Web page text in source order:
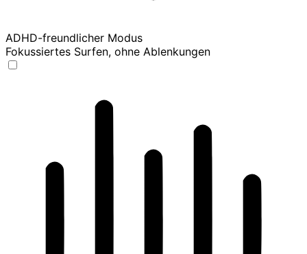
ADHD-freundlicher Modus
Fokussiertes Surfen, ohne Ablenkungen